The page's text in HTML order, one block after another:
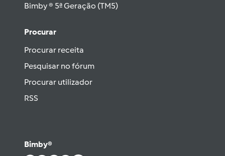
Bimby ® 5ª Geração (TM5)
Procurar
Procurar receita
Pesquisar no fórum
Procurar utilizador
RSS
Bimby®